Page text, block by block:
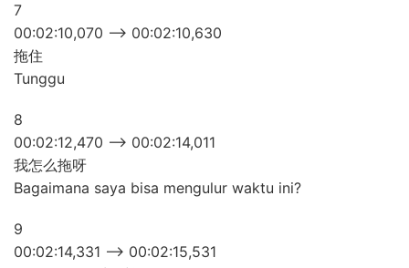
7
00:02:10,070 –> 00:02:10,630
拖住
Tunggu
8
00:02:12,470 –> 00:02:14,011
我怎么拖呀
Bagaimana saya bisa mengulur waktu ini?
9
00:02:14,331 –> 00:02:15,531